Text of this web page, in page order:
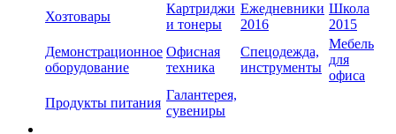
Хозтовары
Картриджи
и тонеры
Ежедневники
2016
Школа
2015
Демонстрационное
оборудование
Офисная
техника
Спецодежда,
инструменты
Мебель
для
офиса
Продукты питания
Галантерея,
сувениры